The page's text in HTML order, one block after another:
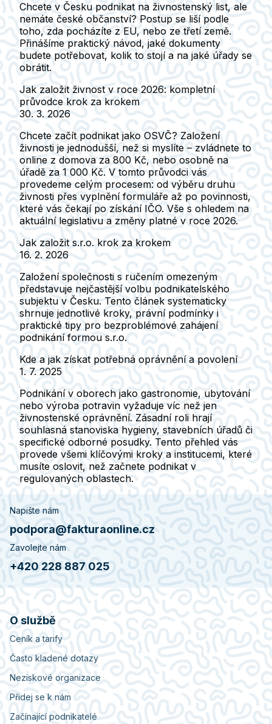
Chcete v Česku podnikat na živnostenský list, ale
nemáte české občanství? Postup se liší podle
toho, zda pocházíte z EU, nebo ze třetí země.
Přinášíme praktický návod, jaké dokumenty
budete potřebovat, kolik to stojí a na jaké úřady se
obrátit.
Jak založit živnost v roce 2026: kompletní
průvodce krok za krokem
30. 3. 2026
Chcete začít podnikat jako OSVČ? Založení
živnosti je jednodušší, než si myslíte – zvládnete to
online z domova za 800 Kč, nebo osobně na
úřadě za 1 000 Kč. V tomto průvodci vás
provedeme celým procesem: od výběru druhu
živnosti přes vyplnění formuláře až po povinnosti,
které vás čekají po získání IČO. Vše s ohledem na
aktuální legislativu a změny platné v roce 2026.
Jak založit s.r.o. krok za krokem
16. 2. 2026
Založení společnosti s ručením omezeným
představuje nejčastější volbu podnikatelského
subjektu v Česku. Tento článek systematicky
shrnuje jednotlivé kroky, právní podmínky i
praktické tipy pro bezproblémové zahájení
podnikání formou s.r.o.
Kde a jak získat potřebná oprávnění a povolení
1. 7. 2025
Podnikání v oborech jako gastronomie, ubytování
nebo výroba potravin vyžaduje víc než jen
živnostenské oprávnění. Zásadní roli hrají
souhlasná stanoviska hygieny, stavebních úřadů či
specifické odborné posudky. Tento přehled vás
provede všemi klíčovými kroky a institucemi, které
musíte oslovit, než začnete podnikat v
regulovaných oblastech.
Napište nám
podpora@fakturaonline.cz
Zavolejte nám
+420 228 887 025
O službě
Ceník a tarify
Často kladené dotazy
Neziskové organizace
Přidej se k nám
Začínající podnikatelé